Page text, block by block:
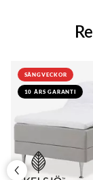
SÄNGVECKOR
10 ÅRS GARANTI